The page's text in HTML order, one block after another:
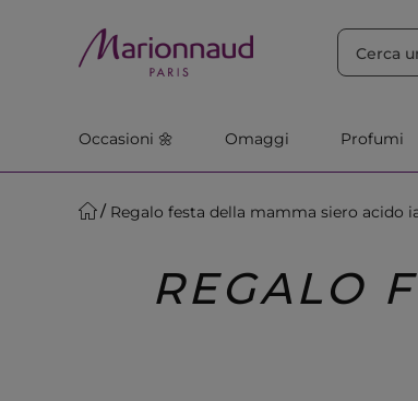
Occasioni 🌼 Omaggi Profumi
Regalo festa della mamma siero acido
REGALO